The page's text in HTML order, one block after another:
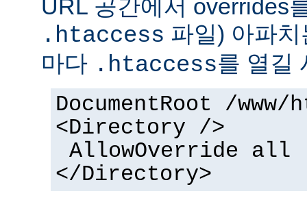
URL 공간에서 overrides
.htaccess 파일) 아파
마다 .htaccess를 열길
DocumentRoot /www/
<Directory />
AllowOverride all
</Directory>